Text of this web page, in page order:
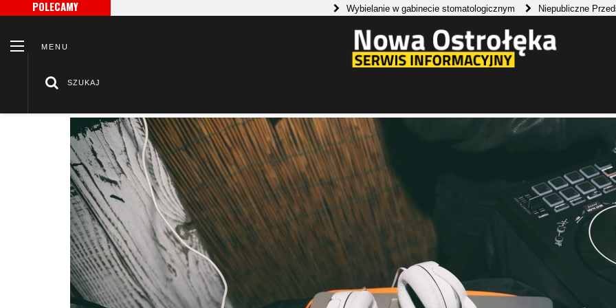
POLECAMY Wybielanie w gabinecie stomatologicznym Niepubliczne Przedszkole
MENU
SZUKAJ